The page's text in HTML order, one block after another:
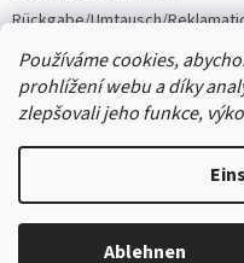
Používáme cookies,
prohlížení webu a díky
zlepšovali jeho funkce,
Ablehnen
l Rückgabe/Umtausch/
Großhandel
Copyright 2026Červený